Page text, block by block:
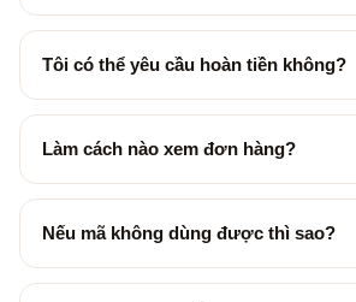
Tôi có thể yêu cầu hoàn tiền không?
Làm cách nào xem đơn hàng?
Nếu mã không dùng được thì sao?